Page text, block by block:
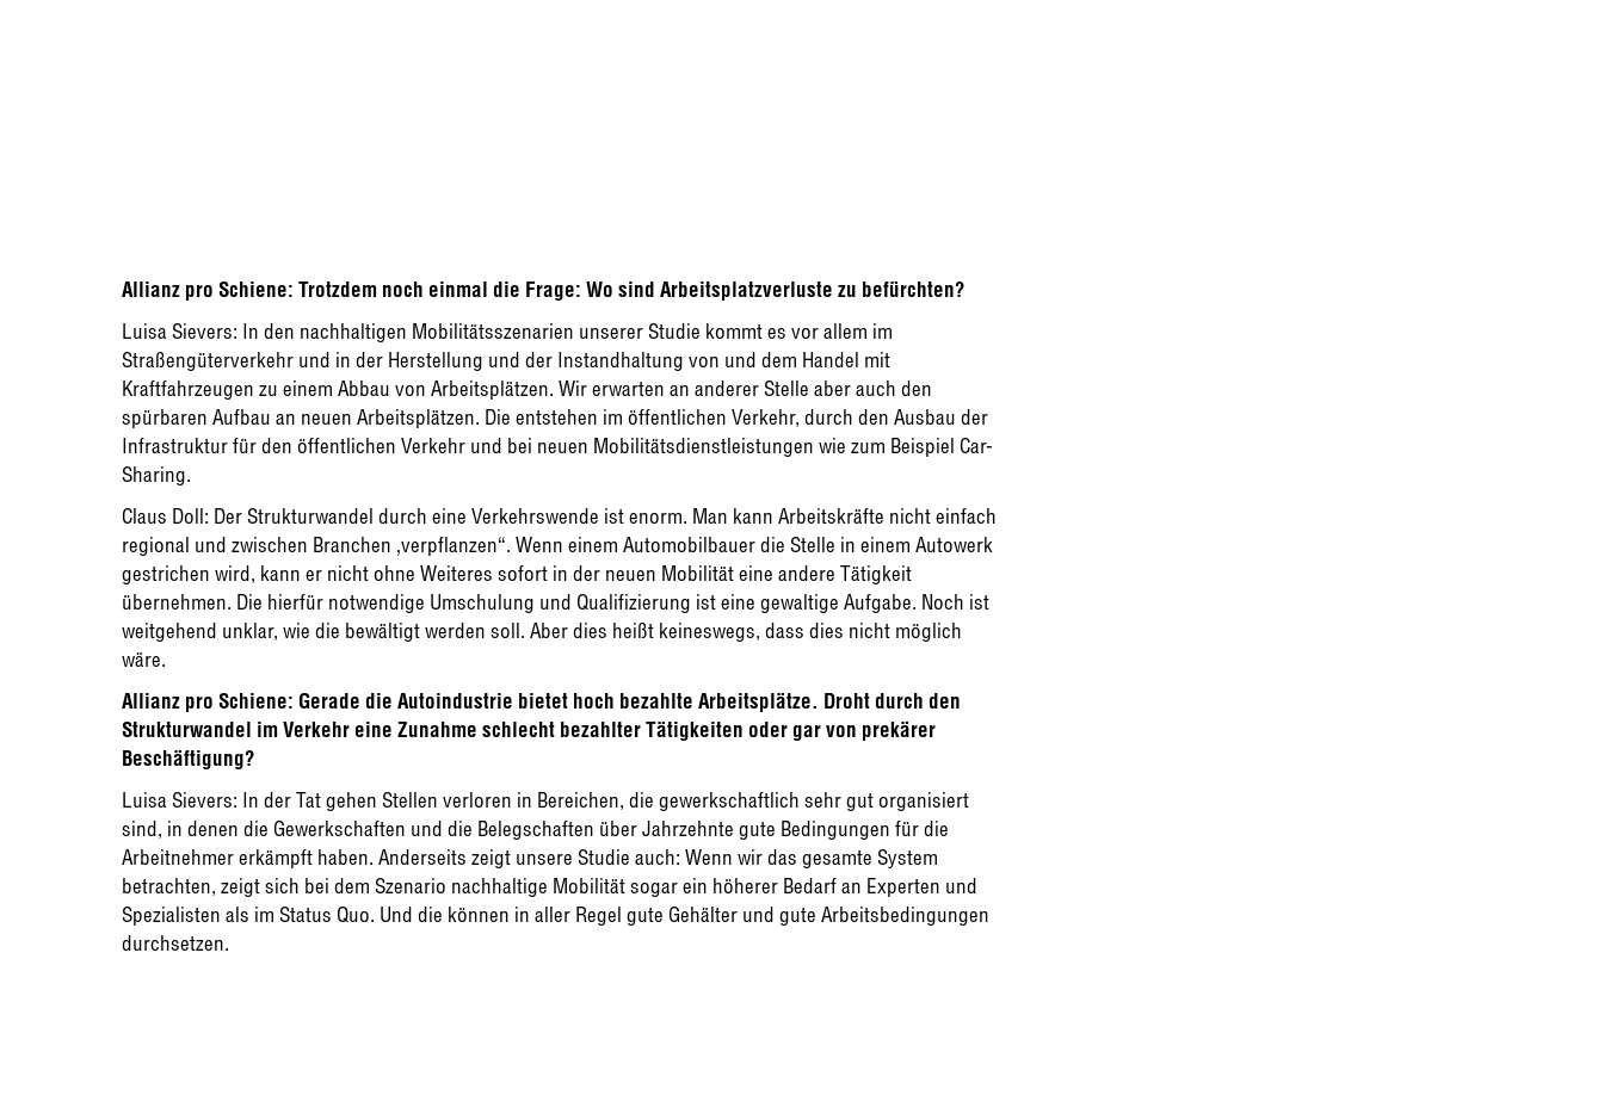
Allianz pro Schiene: Trotzdem noch einmal die Frage: Wo sind Arbeitsplatzverluste zu befürchten?
Luisa Sievers: In den nachhaltigen Mobilitätsszenarien unserer Studie kommt es vor allem im
Straßengüterverkehr und in der Herstellung und der Instandhaltung von und dem Handel mit
Kraftfahrzeugen zu einem Abbau von Arbeitsplätzen. Wir erwarten an anderer Stelle aber auch den
spürbaren Aufbau an neuen Arbeitsplätzen. Die entstehen im öffentlichen Verkehr, durch den Ausbau der
Infrastruktur für den öffentlichen Verkehr und bei neuen Mobilitätsdienstleistungen wie zum Beispiel Car-
Sharing.
Claus Doll: Der Strukturwandel durch eine Verkehrswende ist enorm. Man kann Arbeitskräfte nicht einfach
regional und zwischen Branchen ‚verpflanzen“. Wenn einem Automobilbauer die Stelle in einem Autowerk
gestrichen wird, kann er nicht ohne Weiteres sofort in der neuen Mobilität eine andere Tätigkeit
übernehmen. Die hierfür notwendige Umschulung und Qualifizierung ist eine gewaltige Aufgabe. Noch ist
weitgehend unklar, wie die bewältigt werden soll. Aber dies heißt keineswegs, dass dies nicht möglich
wäre.
Allianz pro Schiene: Gerade die Autoindustrie bietet hoch bezahlte Arbeitsplätze. Droht durch den
Strukturwandel im Verkehr eine Zunahme schlecht bezahlter Tätigkeiten oder gar von prekärer
Beschäftigung?
Luisa Sievers: In der Tat gehen Stellen verloren in Bereichen, die gewerkschaftlich sehr gut organisiert
sind, in denen die Gewerkschaften und die Belegschaften über Jahrzehnte gute Bedingungen für die
Arbeitnehmer erkämpft haben. Anderseits zeigt unsere Studie auch: Wenn wir das gesamte System
betrachten, zeigt sich bei dem Szenario nachhaltige Mobilität sogar ein höherer Bedarf an Experten und
Spezialisten als im Status Quo. Und die können in aller Regel gute Gehälter und gute Arbeitsbedingungen
durchsetzen.